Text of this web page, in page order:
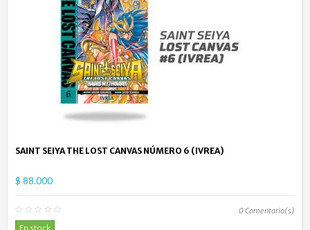
SAINT SEIYA THE LOST CANVAS NÚMERO 6 (IVREA)
$ 88.000
0Comentario(s)
En stock